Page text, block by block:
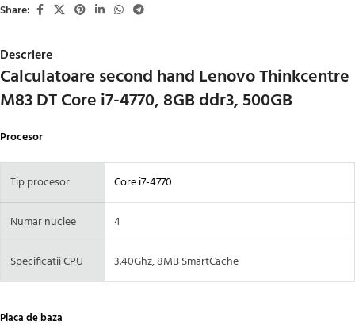
Share:
Descriere
Calculatoare second hand Lenovo Thinkcentre
M83 DT Core i7-4770, 8GB ddr3, 500GB
Procesor
Tip procesor Core i7-4770
Numar nuclee 4
Specificatii CPU 3.40Ghz, 8MB SmartCache
Placa de baza